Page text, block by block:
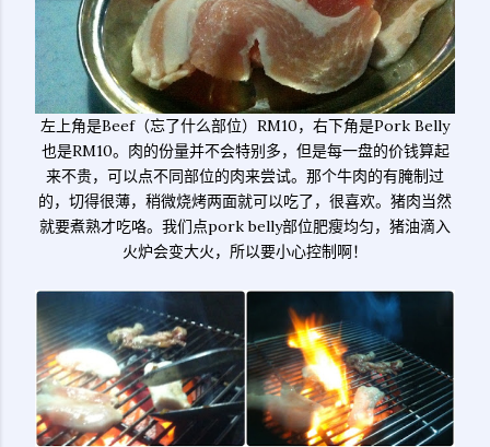
左上角是Beef（忘了什么部位）RM10，右下角是Pork Belly
也是RM10。肉的份量并不会特别多，但是每一盘的价钱算起
来不贵，可以点不同部位的肉来尝试。那个牛肉的有腌制过
的，切得很薄，稍微烧烤两面就可以吃了，很喜欢。猪肉当然
就要煮熟才吃咯。我们点pork belly部位肥瘦均匀，猪油滴入
火炉会变大火，所以要小心控制啊！